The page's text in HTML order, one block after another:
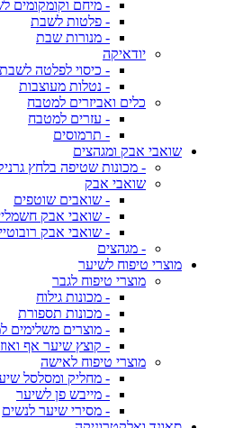
- מיחם וקומקומים
- פלטות לשבת
- מנורות שבת
יודאיקה
- כיסוי לפלטה לשבת
- נטלות מעוצבות
כלים ואביזרים למטבח
- עזרים למטבח
- תרמוסים
שואבי אבק ומגהצים
- מכונות שטיפה בלחץ
שואבי אבק
- שואבים שוטפים
- שואבי אבק
- שואבי אבק
- מגהצים
מוצרי טיפוח לשיער
מוצרי טיפוח לגבר
- מכונות גילוח
- מכונות תספורת
- מוצרים משלימים
- קוצץ שיער אף
מוצרי טיפוח לאישה
- מחליק ומסלסל
- מייבש פן לשיער
- מסירי שיער לנשים